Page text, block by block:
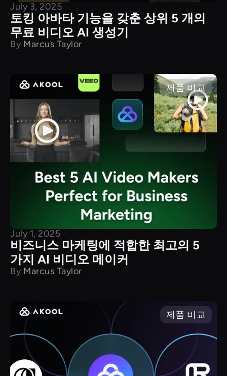
July 3, 2025
토킹 아바타 기능을 갖춘 상위 5 개의
무료 비디오 AI 생성기
By Marcus Taylor
제품 비교
July 1, 2025
비즈니스 마케팅에 적합한 최고의 5
가지 AI 비디오 메이커
By Marcus Taylor
제품 비교